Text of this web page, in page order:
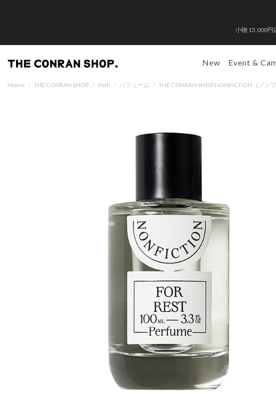
小物 15,000円
New Event &
Home / THE CONRAN SHOP / Bath / パフューム / THE CONRAN SHOP NONFICTION（ノ